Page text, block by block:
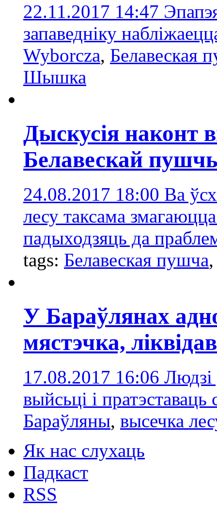
22.11.2017 14:47
запаведніку
Wyborcza, Белавеская
Шышка
Дыскусія наконт
Белавескай
24.08.2017 18:00 Ва
лесу таксама
падыходзяць да
tags: Белавеская пушча
У Бараўлянах
мястэчка,
17.08.2017 16:06
выйсьці і
Бараўляны, высечка
Як нас слухаць
Падкаст
RSS